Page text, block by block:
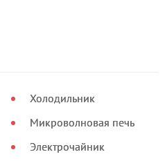
Холодильник
Микроволновая печь
Электрочайник